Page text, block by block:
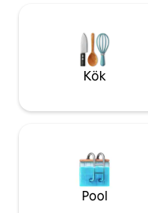
Statliga skogar och
kort bilresa bort.
bort till fots eller med bil.
Kök
Pool